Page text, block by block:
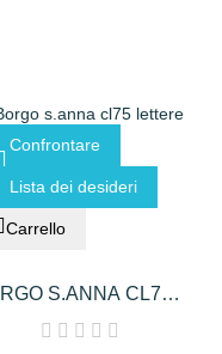
Confrontare
Lista dei desideri
Carrello
S.ANNA CL75